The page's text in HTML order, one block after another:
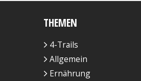
THEMEN
4-Trails
Allgemein
Ernährung